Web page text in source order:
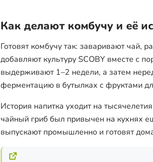
Как делают комбучу и её
Готовят комбучу так: заваривают чай,
добавляют культуру SCOBY вместе с
выдерживают 1–2 недели, а затем
ферментацию в бутылках с фруктами
История напитка уходит на
чайный гриб был привычен на кухнях
выпускают промышленно и готовят